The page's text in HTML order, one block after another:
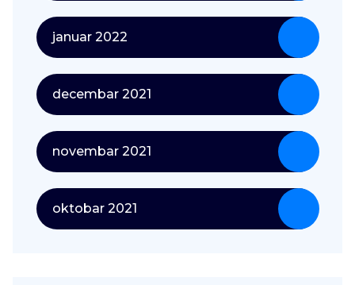
januar 2022
decembar 2021
novembar 2021
oktobar 2021